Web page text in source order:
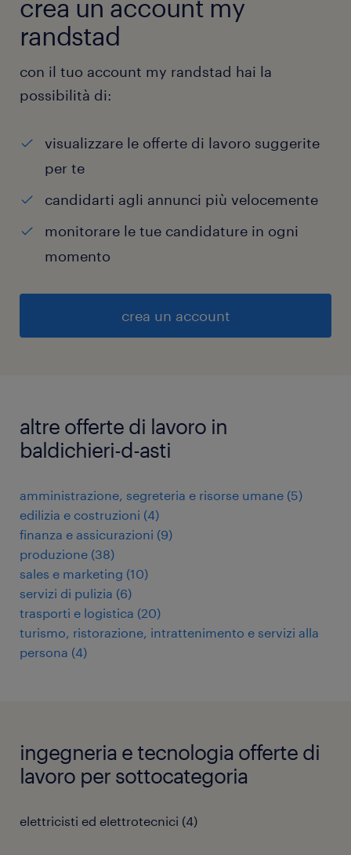
crea un account my
randstad
con il tuo account my randstad hai la
possibilità di:
visualizzare le offerte di lavoro suggerite
per te
candidarti agli annunci più velocemente
monitorare le tue candidature in ogni
momento
crea un account
altre offerte di lavoro in
baldichieri-d-asti
amministrazione, segreteria e risorse umane (5)
edilizia e costruzioni (4)
finanza e assicurazioni (9)
produzione (38)
sales e marketing (10)
servizi di pulizia (6)
trasporti e logistica (20)
turismo, ristorazione, intrattenimento e servizi alla
persona (4)
ingegneria e tecnologia offerte di
lavoro per sottocategoria
elettricisti ed elettrotecnici (4)